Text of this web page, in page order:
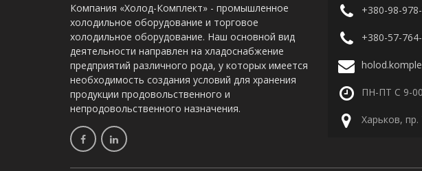
Компания «Холод-Комплект» - промышленное
холодильное оборудование и торговое
холодильное оборудование. Наш основной вид
деятельности направлен на хладоснабжение
предприятий различного рода, у которых имеется
необходимость создания условий для хранения
продукции продовольственного и
непродовольственного назначения.
+380-98-
+380-57-
ПН-ПТ С 9-
Харьков,